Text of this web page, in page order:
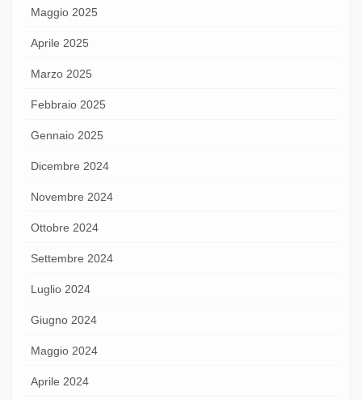
Maggio 2025
Aprile 2025
Marzo 2025
Febbraio 2025
Gennaio 2025
Dicembre 2024
Novembre 2024
Ottobre 2024
Settembre 2024
Luglio 2024
Giugno 2024
Maggio 2024
Aprile 2024